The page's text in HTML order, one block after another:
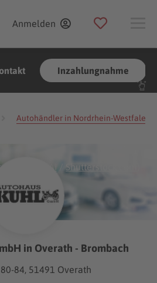
Anmelden
Inzahlungnahme
Autohändler in Nordrhein-Westfalen
Shutterstock.com
in Overath - Brombach
84, 51491 Overath